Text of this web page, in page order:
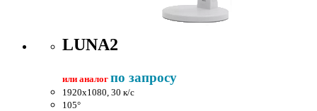
LUNA2
или аналог по запросу
1920x1080, 30 к/c
105°